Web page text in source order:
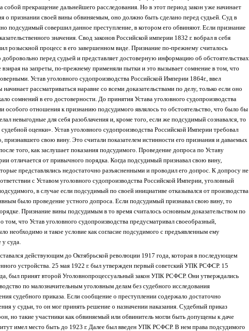
собой прекращение дальнейшего расследования. Но в этот период закон уже начинает
о признании своей вины обвиняемым, оно должно быть сделано перед судьей. Суд в
подсудимый совершил данное преступление, в котором его обвиняют. Если признание
значения. Свод законов Российской империи 1832 г. вобрал в себя
розыскной процесс в его завершенном виде. Признание по-прежнему считалось
добровольно перед судьей и представляет достоверную информацию об обстоятельствах
на запреты, по-прежнему применяли пытки и это вызывает сомнение в том, что
Устав уголовного судопроизводства Российской Империи 1864г., ввел
рассматриваться наравне со всеми доказательствами по делу, только если оно
сомнений в его достоверности. До принятия Устава уголовного судопроизводства
отношения к признанию подсудимого являлось то обстоятельство, что было бы
невыгодные для себя разоблачения и, кроме того, если же подсудимый сознавался, то
оценки». Устав уголовного судопроизводства Российской Империи требовал
признавшего свою вину. Это считали показателем истинности его признания и даваемых
того, как заслушает показания подсудимого. Проведение допроса по Уставу
отличается от привычного порядка. Когда подсудимый признавал свою вину,
представлялись недостаточно разъясненными и проводил его допрос. К допросу не
с Уставом уголовного судопроизводства Российской Империи, уголовный
в случае если подсудимый по своей инициативе отказывался от производства
было проведение устного допроса. Если подсудимый признавал свою вину, то
Признание вины подсудимым в то время считалось основным доказательством по
что Устав уголовного судопроизводства предусматривал своеобразный,
необходимо и такое условие как согласие подсудимого с предъявленным ему
суда.
действующим до Октябрьской революции 1917 года, которая в последующем
устройства. 25 мая 1922 г. был утвержден первый советский УПК РСФСР. 15
был принят второй Уголовнопроцессуальный закон УПК РСФСР. Они утверждались
по малозначительным уголовным делам без судебного исследования
судебного приказа. Если сообщение о преступлении содержало достаточно
у судьи, то он мог принять решение о назначении наказания. Судебный приказ
но такие участники как обвиняемый или обвинитель могли быть допущены к даче
имел место быть до 1923 г. Далее был введен УПК РСФСР. В нем права подсудимого